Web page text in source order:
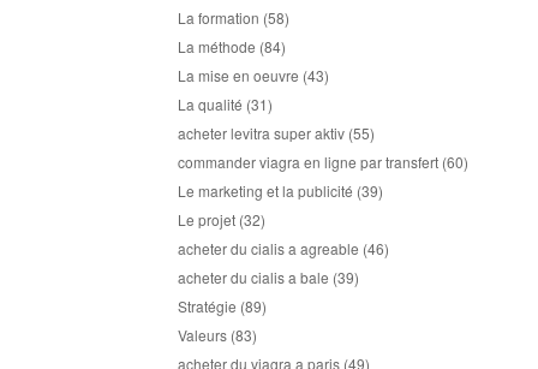
La formation (58)
La méthode (84)
La mise en oeuvre (43)
La qualité (31)
acheter levitra super aktiv (55)
commander viagra en ligne par transfert (60)
Le marketing et la publicité (39)
Le projet (32)
acheter du cialis a agreable (46)
acheter du cialis a bale (39)
Stratégie (89)
Valeurs (83)
acheter du viagra a paris (49)